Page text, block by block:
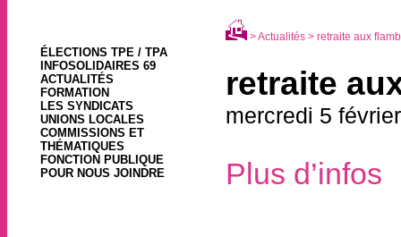
ÉLECTIONS TPE / TPA
INFOSOLIDAIRES 69
ACTUALITÉS
FORMATION
LES SYNDICATS
UNIONS LOCALES
COMMISSIONS ET
THÉMATIQUES
FONCTION PUBLIQUE
POUR NOUS JOINDRE
>Actualités> retraite aux
retraite
mercredi 5
Plus d’infos